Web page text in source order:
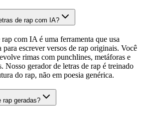
de rap com IA?
com IA é uma ferramenta que usa
escrever versos de rap originais. Você
rimas com punchlines, metáforas e
Nosso gerador de letras de rap é treinado
do rap, não em poesia genérica.
rap geradas?